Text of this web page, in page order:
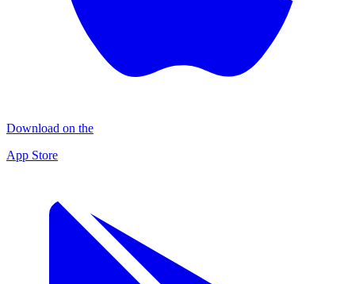
Download on the
App Store